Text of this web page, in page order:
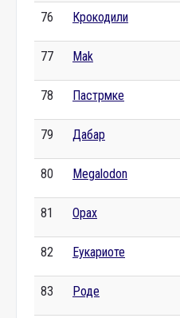
76 Крокодили
77 Mak
78 Пастрмке
79 Дабар
80 Megalodon
81 Орах
82 Еукариоте
83 Роде